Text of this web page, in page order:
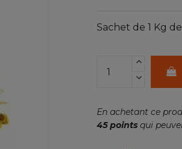
Sachet de 1 Kg
En achetant ce
45points qui